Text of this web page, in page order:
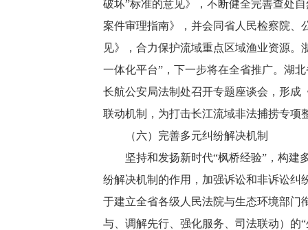
破坏”标准的意见》，不断健全完善查处
案件审理指南》，并会同省人民检察院、
见》，合力保护流域重点区域渔业资源
一体化平台”，下一步将在全省推广。湖
长航公安局法制处召开专题座谈会，形成
联动机制，为打击长江流域非法捕捞专项
（六）完善多元纠纷解决机制
坚持和发扬新时代“枫桥经验”，构建多
纷解决机制的作用，加强诉讼和非诉讼纠
于建立全省各级人民法院与生态环境部门
与、调解先行、强化服务、司法联动）的